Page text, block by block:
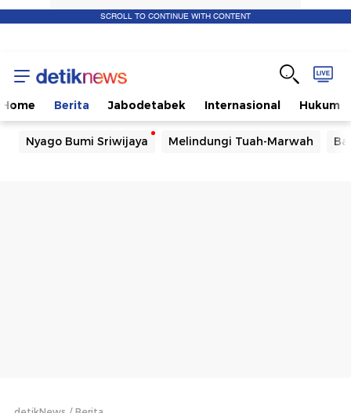
SCROLL TO CONTINUE WITH CONTENT
Home Berita Jabodetabek Internasional Hukum
Nyago Bumi Sriwijaya Melindungi Tuah-Marwah